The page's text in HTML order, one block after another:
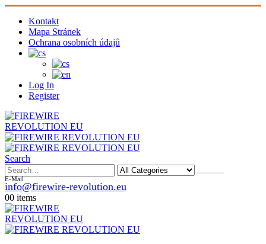
Kontakt
Mapa Stránek
Ochrana osobních údajů
Log In
Register
Search
E-Mail
info@firewire-revolution.eu
00 items